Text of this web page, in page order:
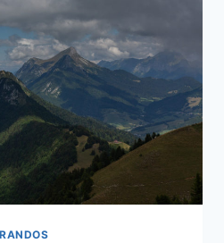
RANDOS